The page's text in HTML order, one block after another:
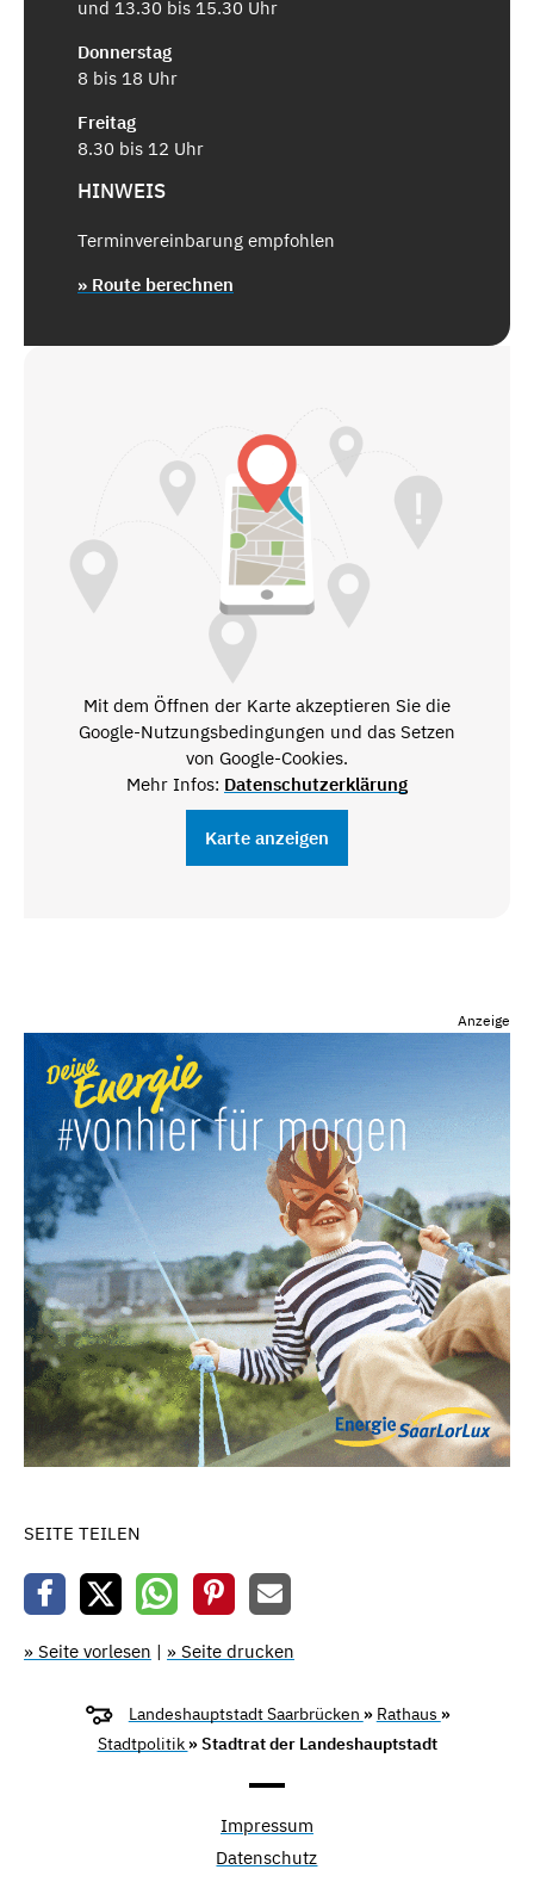
und 13.30 bis 15.30 Uhr
Donnerstag
8 bis 18 Uhr
Freitag
8.30 bis 12 Uhr
HINWEIS
Terminvereinbarung empfohlen
» Route berechnen
Mit dem Öffnen der Karte akzeptieren Sie die
Google-Nutzungsbedingungen und das Setzen
von Google-Cookies.
Mehr Infos: Datenschutzerklärung
Karte anzeigen
Anzeige
SEITE TEILEN
» Seite vorlesen | » Seite drucken
Landeshauptstadt Saarbrücken » Rathaus »
Stadtpolitik » Stadtrat der Landeshauptstadt
Impressum
Datenschutz